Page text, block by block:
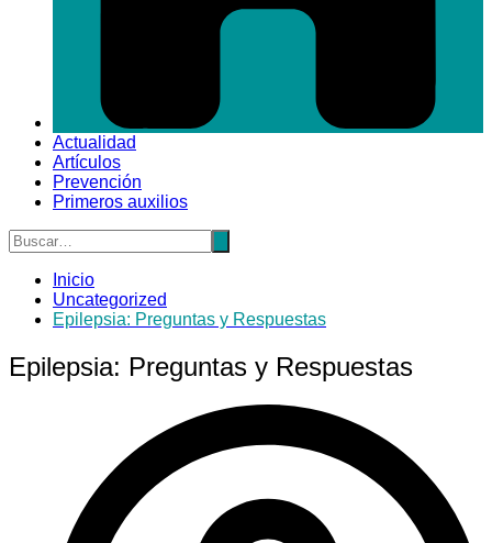
Actualidad
Artículos
Prevención
Primeros auxilios
Inicio
Uncategorized
Epilepsia: Preguntas y Respuestas
Epilepsia: Preguntas y Respuestas